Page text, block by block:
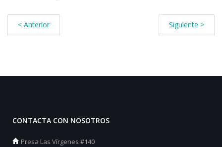
< Anterior Siguiente >
CONTACTA CON NOSOTROS
Presa Las Vírgenes #140